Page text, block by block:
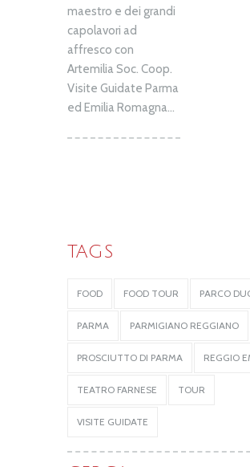
maestro e dei grandi
capolavori ad
affresco con
Artemilia Soc. Coop.
Visite Guidate Parma
ed Emilia Romagna...
TAGS
FOOD FOOD TOUR PARCO
PARMA PARMIGIANO REGGIANO
PROSCIUTTO DI PARMA REGGIO
TEATRO FARNESE TOUR
VISITE GUIDATE